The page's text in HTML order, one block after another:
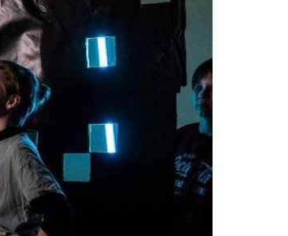
на
домов
краснокнижных растений
Авг 6, 2026
Учёные научили салат
производить «животный»
белок для растительного
Авг 6, 2026
увеличила производство
соли почти в 20 раз
Авг 6, 2026